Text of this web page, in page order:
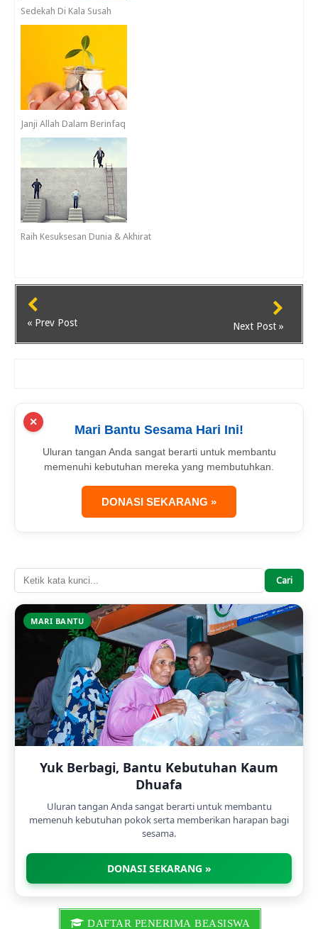
Sedekah Di Kala Susah
Janji Allah Dalam Berinfaq
Raih Kesuksesan Dunia & Akhirat
« Prev Post Next Post »
✕
Mari Bantu Sesama Hari Ini!
Uluran tangan Anda sangat berarti untuk membantu
memenuhi kebutuhan mereka yang membutuhkan.
DONASI SEKARANG »
Cari
MARI BANTU
Yuk Berbagi, Bantu Kebutuhan Kaum
Dhuafa
Uluran tangan Anda sangat berarti untuk membantu
memenuh kebutuhan pokok serta memberikan harapan bagi
sesama.
DONASI SEKARANG »
DAFTAR PENERIMA BEASISWA